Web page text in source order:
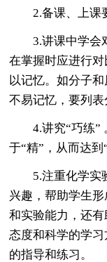
2.备课、上课
3.讲课中学会
在掌握时应进行
以记忆。如分子
不易记忆，要列表
4.讲究“巧练”
于“精”，从而达到
5.注重化学实
兴趣，帮助学生
和实验能力，还
态度和科学的学
的指导和练习。